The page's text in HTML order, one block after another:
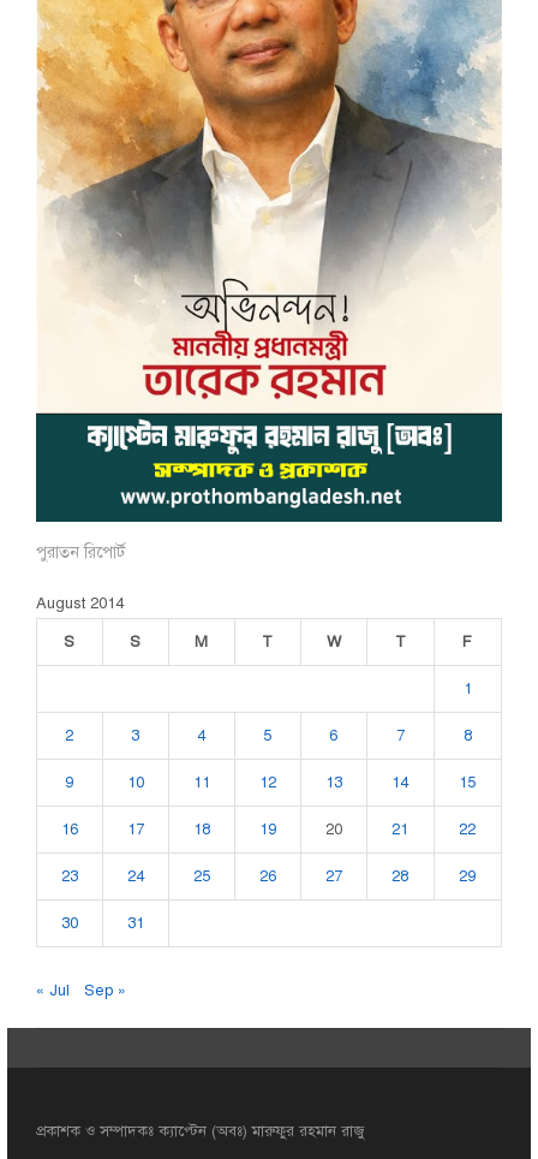
পুরাতন রিপোর্ট
August 2014
S
S M T W T F
1
2 3 4 5 6 7 8
9 10 11 12 13 14 15
16 17 18 19 20 21 22
23 24 25 26 27 28 29
30 31
« Jul Sep »
প্রকাশক ও সম্পাদকঃ ক্যাপ্টেন (অবঃ) মারুফুর রহমান রাজু